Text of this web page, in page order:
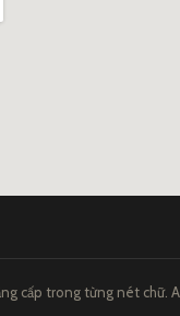
cấp trong từng nét chữ.